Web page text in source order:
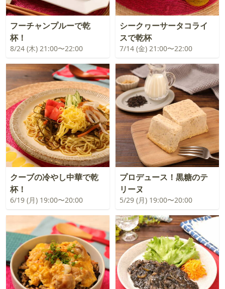
フーチャンプルーで乾
杯！
8/24 (木) 21:00〜22:00
シークヮーサータコライ
スで乾杯
7/14 (金) 21:00〜22:00
クーブの冷やし中華で乾
杯！
6/19 (月) 19:00〜20:00
プロデュース！黒糖のテ
リーヌ
5/29 (月) 19:00〜20:00